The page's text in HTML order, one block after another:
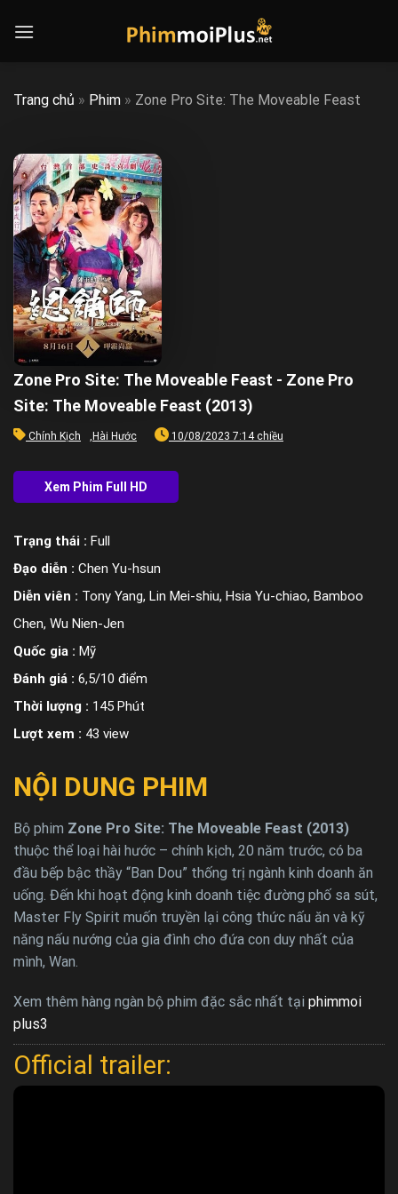
Trang chủ » Phim » Zone Pro Site: The Moveable Feast
Zone Pro Site: The Moveable Feast - Zone Pro
Site: The Moveable Feast (2013)
Chính Kịch Hài Hước 10/08/2023 7:14 chiều
Trạng thái : Full
Đạo diễn : Chen Yu-hsun
Diễn viên : Tony Yang, Lin Mei-shiu, Hsia Yu-chiao, Bamboo
Chen, Wu Nien-Jen
Quốc gia : Mỹ
Đánh giá : 6,5/10 điểm
Thời lượng : 145 Phút
Lượt xem : 43 view
NỘI DUNG PHIM
Bộ phim Zone Pro Site: The Moveable Feast (2013)
thuộc thể loại hài hước – chính kịch, 20 năm trước, có ba
đầu bếp bậc thầy “Ban Dou” thống trị ngành kinh doanh ăn
uống. Đến khi hoạt động kinh doanh tiệc đường phố sa sút,
Master Fly Spirit muốn truyền lại công thức nấu ăn và kỹ
năng nấu nướng của gia đình cho đứa con duy nhất của
mình, Wan.
Xem thêm hàng ngàn bộ phim đặc sắc nhất tại phimmoi
plus3
Official trailer: